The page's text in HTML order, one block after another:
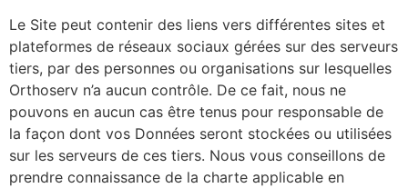
Le Site peut contenir des liens vers différentes sites et
plateformes de réseaux sociaux gérées sur des serveurs
tiers, par des personnes ou organisations sur lesquelles
Orthoserv n’a aucun contrôle. De ce fait, nous ne
pouvons en aucun cas être tenus pour responsable de
la façon dont vos Données seront stockées ou utilisées
sur les serveurs de ces tiers. Nous vous conseillons de
prendre connaissance de la charte applicable en